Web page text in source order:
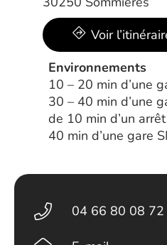
Voir
Environnements
10 – 20 min d’une
30 – 40 min d’une
de 10 min d’un
40 min d’une gare
04 66 80 08 72